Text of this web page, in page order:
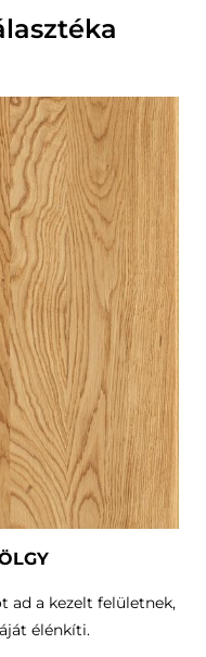
ad a kezelt felületnek,
élénkíti.